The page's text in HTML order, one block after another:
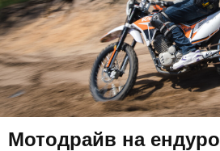
Мотодрайв на ендуро